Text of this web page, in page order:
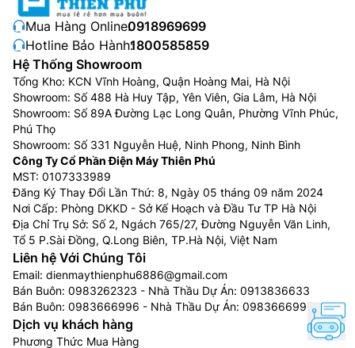
tươi mới. Dễ dàng lấy và vệ sinh thực phẩm với thiết
kế ngăn kéo trượt mượt mà, đi kèm cửa đóng tự động
tiện lợi.
Hộp tiện ích sức khỏe
Giải pháp lưu trữ tiện lợi dành riêng cho vật dụng
chăm sóc cá nhân và sức khỏe của bạn. Ngăn chứa có
thể điều chỉnh độ cao, dễ dàng di chuyển và tháo rời,
Mua Hàng Online:0918969699
Hotline Bảo Hành:1800585859
Hệ Thống Showroom
Tổng Kho: KCN Vĩnh Hoàng, Quận Hoàng Mai, Hà Nội
Showroom: Số 488 Hà Huy Tập, Yên Viên, Gia Lâm, Hà Nội
Showroom: Số 89A Đường Lạc Long Quân, Phường Vĩnh Phúc,
Phú Thọ
Showroom: Số 331 Nguyễn Huệ, Ninh Phong, Ninh Bình
Công Ty Cổ Phần Điện Máy Thiên Phú
MST: 0107333989
Đăng Ký Thay Đổi Lần Thứ: 8, Ngày 05 tháng 09 năm 2024
Nơi Cấp: Phòng DKKD - Sở Kế Hoạch và Đầu Tư TP Hà Nội
Địa Chỉ Trụ Sở: Số 2, Ngách 765/27, Đường Nguyễn Văn Linh,
Tổ 5 P.Sài Đồng, Q.Long Biên, TP.Hà Nội, Việt Nam
Liên hệ Với Chúng Tôi
Email: dienmaythienphu6886@gmail.com
Bán Buôn: 0983262323 - Nhà Thầu Dự Án: 0913836633
Bán Buôn: 0983666996 - Nhà Thầu Dự Án: 0983666996
Dịch vụ khách hàng
Phương Thức Mua Hàng